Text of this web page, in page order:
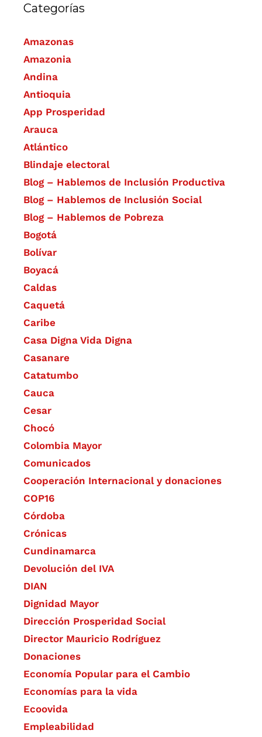
Categorías
Amazonas
Amazonia
Andina
Antioquia
App Prosperidad
Arauca
Atlántico
Blindaje electoral
Blog – Hablemos de Inclusión Productiva
Blog – Hablemos de Inclusión Social
Blog – Hablemos de Pobreza
Bogotá
Bolívar
Boyacá
Caldas
Caquetá
Caribe
Casa Digna Vida Digna
Casanare
Catatumbo
Cauca
Cesar
Chocó
Colombia Mayor
Comunicados
Cooperación Internacional y donaciones
COP16
Córdoba
Crónicas
Cundinamarca
Devolución del IVA
DIAN
Dignidad Mayor
Dirección Prosperidad Social
Director Mauricio Rodríguez
Donaciones
Economía Popular para el Cambio
Economías para la vida
Ecoovida
Empleabilidad